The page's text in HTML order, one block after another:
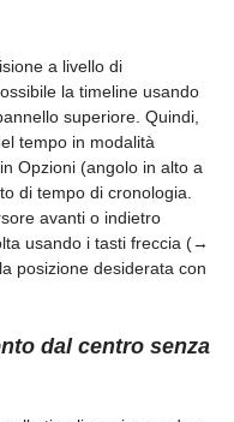
a livello di
la timeline usando
superiore. Quindi,
tempo in modalità
Opzioni (angolo in alto a
di tempo di cronologia.
avanti o indietro
usando i tasti freccia (→
posizione desiderata con
dal centro senza